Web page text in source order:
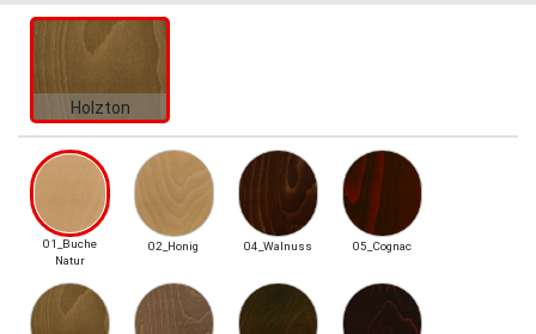
Holzton
01_Buche
Natur
02_Honig 04_Walnuss 05_Cognac